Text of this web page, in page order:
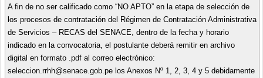
A fin de no ser calificado como “NO APTO” en la etapa de selección de
los procesos de contratación del Régimen de Contratación Administrativa
de Servicios – RECAS del SENACE, dentro de la fecha y horario
indicado en la convocatoria, el postulante deberá remitir en archivo
digital en formato .pdf al correo electrónico:
seleccion.rrhh@senace.gob.pe los Anexos Nº 1, 2, 3, 4 y 5 debidamente